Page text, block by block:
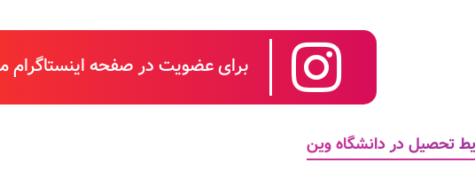
برای عضویت در صفحه اینستاگرام
تحصیل در دانشگاه وین